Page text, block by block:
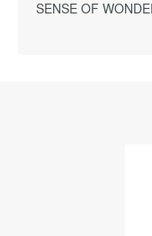
SENSE OF